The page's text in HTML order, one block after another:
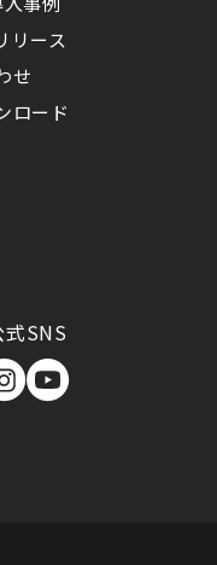
リース
せ
ロード
式SNS